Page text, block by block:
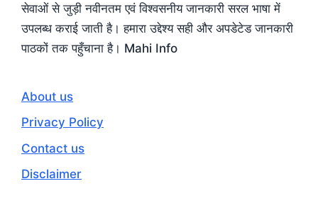
सेवाओं से जुड़ी नवीनतम एवं विश्वसनीय जानकारी सरल भाषा में
उपलब्ध कराई जाती है। हमारा उद्देश्य सही और अपडेटेड जानकारी
पाठकों तक पहुँचाना है। Mahi Info
About us
Privacy Policy
Contact us
Disclaimer